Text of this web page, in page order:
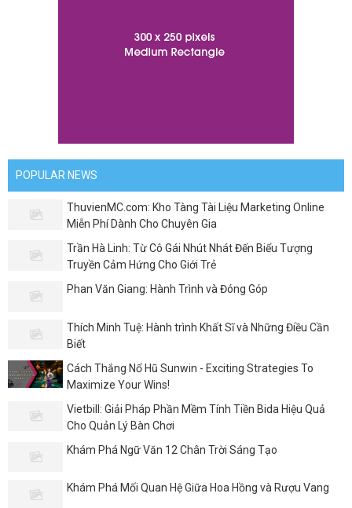
POPULAR NEWS
ThuvienMC.com: Kho Tàng Tài Liệu Marketing Online
Miễn Phí Dành Cho Chuyên Gia
Trần Hà Linh: Từ Cô Gái Nhút Nhát Đến Biểu Tượng
Truyền Cảm Hứng Cho Giới Trẻ
Phan Văn Giang: Hành Trình và Đóng Góp
Thích Minh Tuệ: Hành trình Khất Sĩ và Những Điều Cần
Biết
Cách Thắng Nổ Hũ Sunwin - Exciting Strategies To
Maximize Your Wins!
Vietbill: Giải Pháp Phần Mềm Tính Tiền Bida Hiệu Quả
Cho Quản Lý Bàn Chơi
Khám Phá Ngữ Văn 12 Chân Trời Sáng Tạo
Khám Phá Mối Quan Hệ Giữa Hoa Hồng và Rượu Vang